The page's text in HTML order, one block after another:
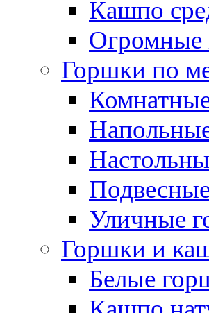
Кашпо
Огромные
Горшки по
Уличные
Горшки и
Белые